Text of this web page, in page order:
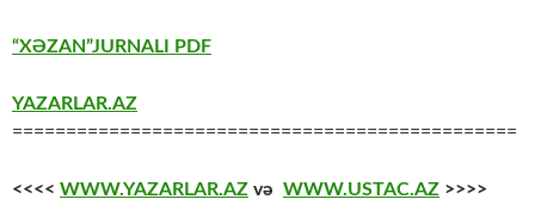
“XƏZAN”JURNALI PDF
YAZARLAR.AZ
===============================================
<<<< WWW.YAZARLAR.AZ və WWW.USTAC.AZ >>>>